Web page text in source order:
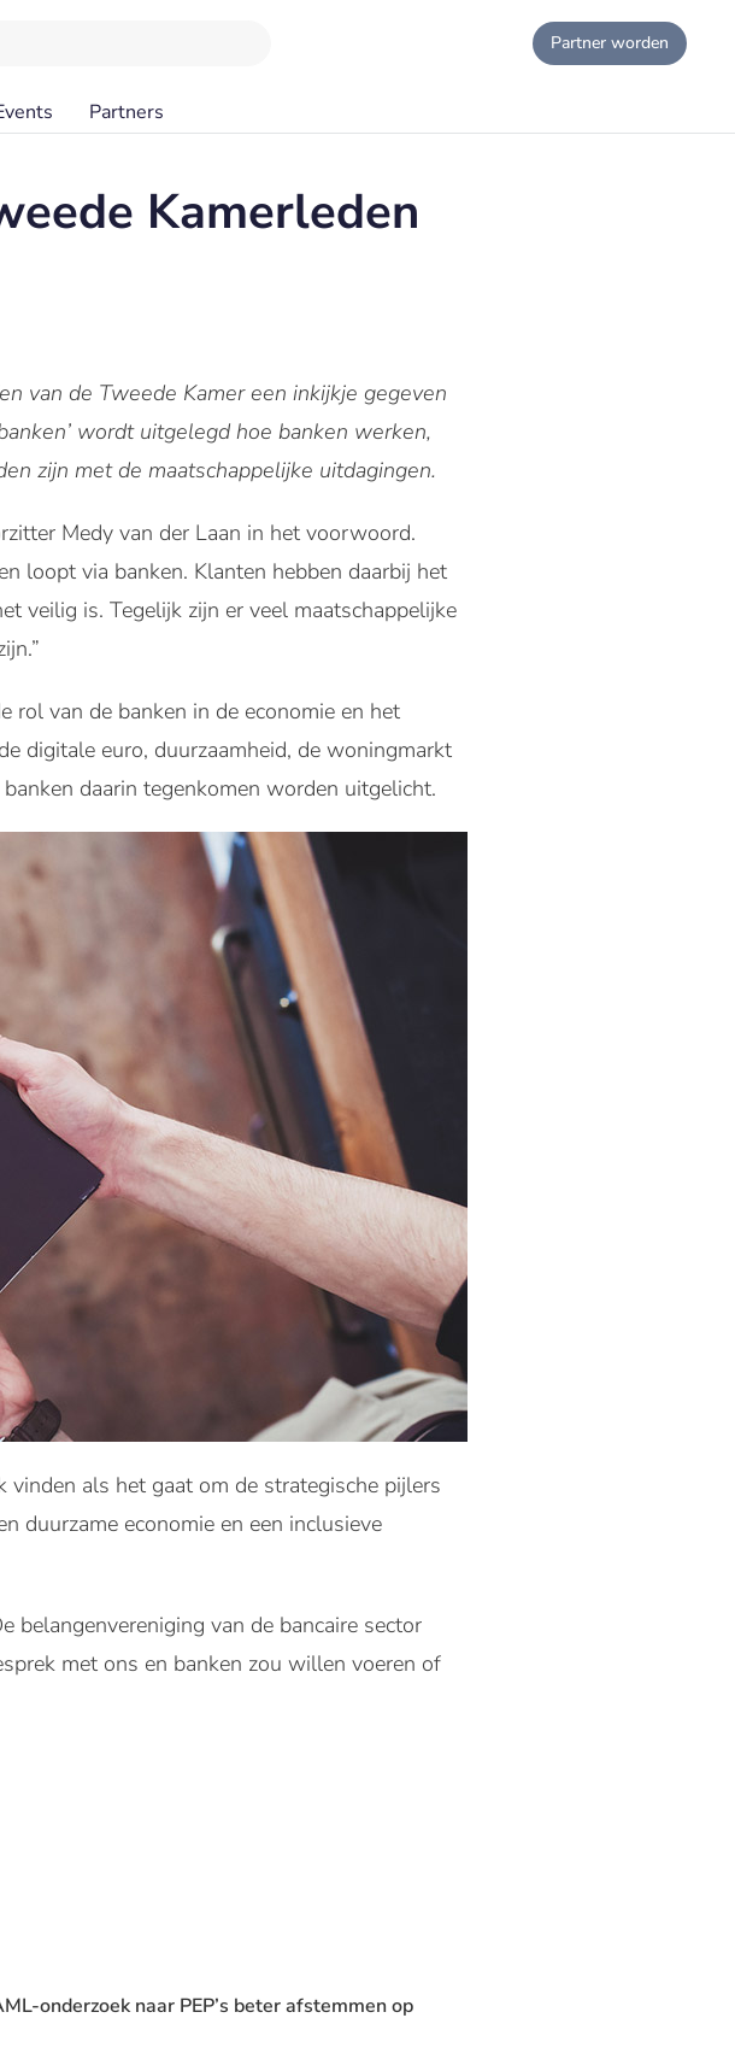
Partner worden
Partners
Kamerleden
van de Tweede Kamer een inkijkje gegeven
wordt uitgelegd hoe banken werken,
zijn met de maatschappelijke uitdagingen.
Medy van der Laan in het voorwoord.
loopt via banken. Klanten hebben daarbij het
veilig is. Tegelijk zijn er veel maatschappelijke
rol van de banken in de economie en het
digitale euro, duurzaamheid, de woningmarkt
daarin tegenkomen worden uitgelicht.
als het gaat om de strategische pijlers
duurzame economie en een inclusieve
van de bancaire sector
met ons en banken zou willen voeren of
onderzoek naar PEP’s beter afstemmen op